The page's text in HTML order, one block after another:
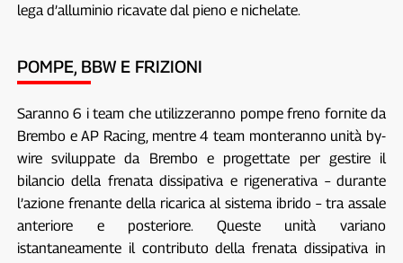
lega d’alluminio ricavate dal pieno e nichelate.
POMPE, BBW E FRIZIONI
Saranno 6 i team che utilizzeranno pompe freno fornite da
Brembo e AP Racing, mentre 4 team monteranno unità by-
wire sviluppate da Brembo e progettate per gestire il
bilancio della frenata dissipativa e rigenerativa – durante
l’azione frenante della ricarica al sistema ibrido – tra assale
anteriore e posteriore. Queste unità variano
istantaneamente il contributo della frenata dissipativa in